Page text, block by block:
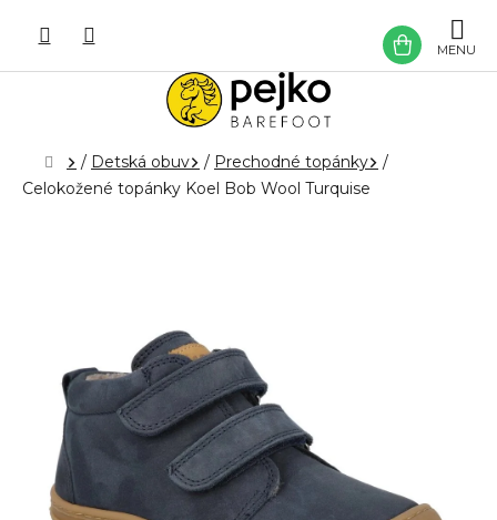
obsah
Domov
/ Detská obuv / Prechodné topánky
/
Celokožené topánky Koel Bob Wool Turquise